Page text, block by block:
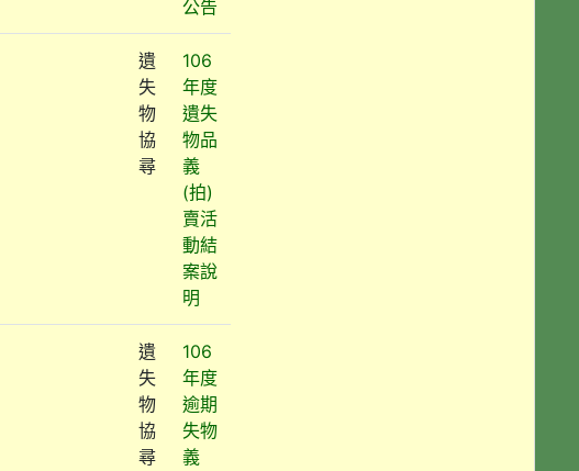
公告
遺
失
物
協
尋
106
年度
遺失
物品
義
(拍)
賣活
動結
案說
明
遺
失
物
協
尋
106
年度
逾期
失物
義